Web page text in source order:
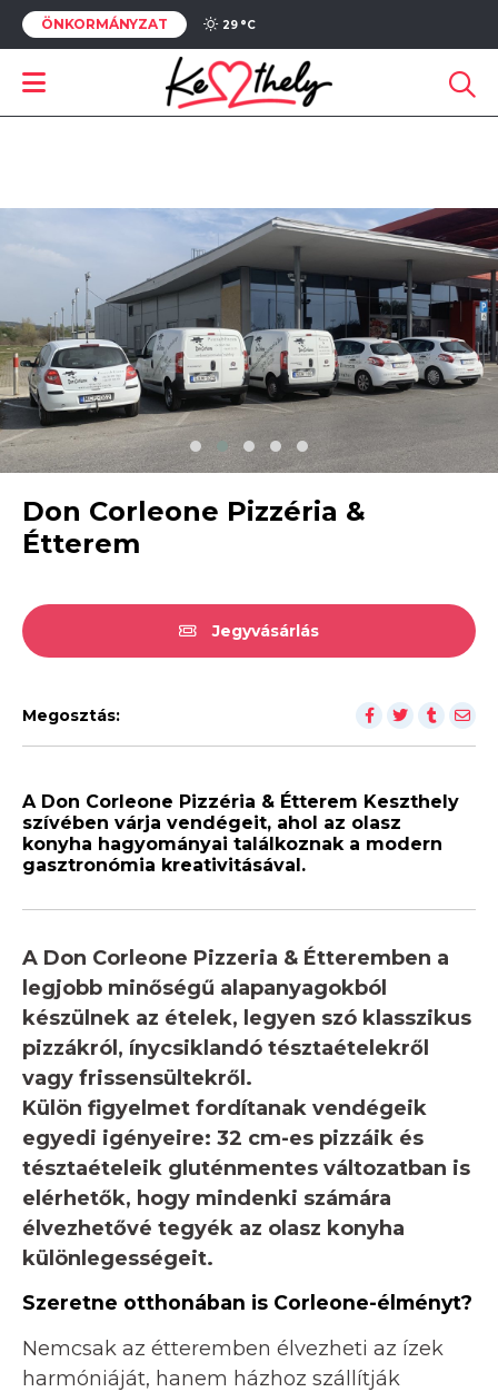
ÖNKORMÁNYZAT 29 °C
Don Corleone Pizzéria &
Étterem
Jegyvásárlás
Megosztás:
A Don Corleone Pizzéria & Étterem Keszthely
szívében várja vendégeit, ahol az olasz
konyha hagyományai találkoznak a modern
gasztronómia kreativitásával.
A Don Corleone Pizzeria & Étteremben a
legjobb minőségű alapanyagokból
készülnek az ételek, legyen szó klasszikus
pizzákról, ínycsiklandó tésztaételekről
vagy frissensültekről.
Külön figyelmet fordítanak vendégeik
egyedi igényeire: 32 cm-es pizzáik és
tésztaételeik gluténmentes változatban is
elérhetők, hogy mindenki számára
élvezhetővé tegyék az olasz konyha
különlegességeit.
Szeretne otthonában is Corleone-élményt?
Nemcsak az étteremben élvezheti az ízek
harmóniáját, hanem házhoz szállítják